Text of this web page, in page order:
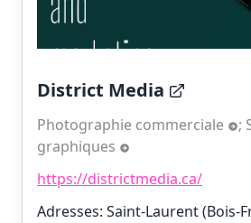
District Media
Photographie commerciale ;
graphiques
https://districtmedia.ca/
Adresses: Saint-Laurent (Bois-